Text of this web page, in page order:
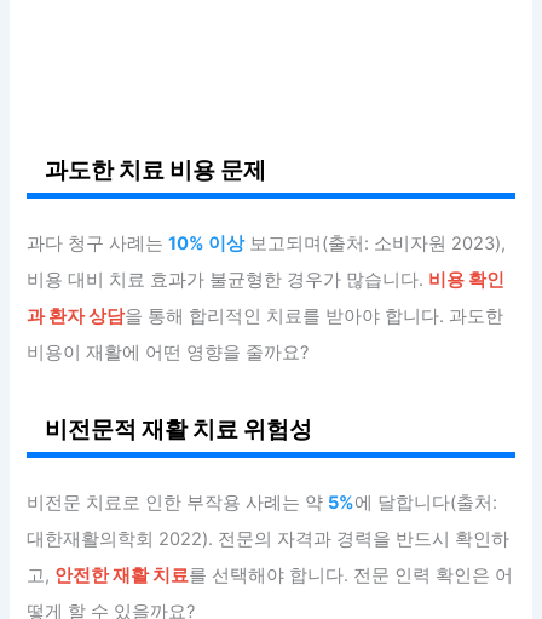
과도한 치료 비용 문제
과다 청구 사례는10% 이상보고되며(출처: 소비자원 2023),
비용 대비 치료 효과가 불균형한 경우가 많습니다. 비용 확인
과 환자 상담을 통해 합리적인 치료를 받아야 합니다. 과도한
비용이 재활에 어떤 영향을 줄까요?
비전문적 재활 치료 위험성
비전문 치료로 인한 부작용 사례는 약 5%에 달합니다(출처:
대한재활의학회 2022). 전문의 자격과 경력을 반드시 확인하
고, 안전한 재활 치료를 선택해야 합니다. 전문 인력 확인은 어
떻게 할 수 있을까요?